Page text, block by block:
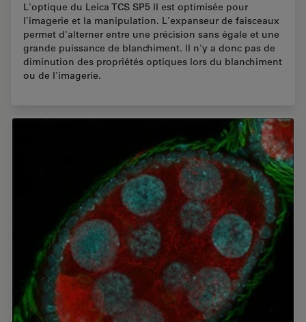
L'optique du Leica TCS SP5 II est optimisée pour
l'imagerie et la manipulation. L'expanseur de faisceaux
permet d'alterner entre une précision sans égale et une
grande puissance de blanchiment. Il n'y a donc pas de
diminution des propriétés optiques lors du blanchiment
ou de l'imagerie.